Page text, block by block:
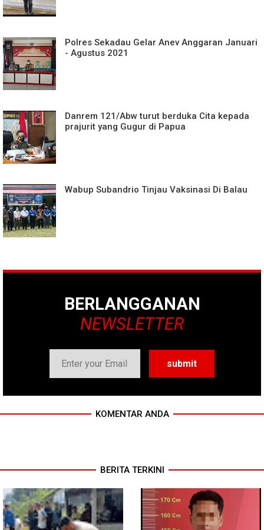
Polres Sekadau Gelar Anev Anggaran Januari
- Agustus 2021
Danrem 121/Abw turut berduka Cita kepada
prajurit yang Gugur di Papua
Wabup Subandrio Tinjau Vaksinasi Di Balau
BERLANGGANAN
NEWSLETTER
KOMENTAR ANDA
BERITA TERKINI